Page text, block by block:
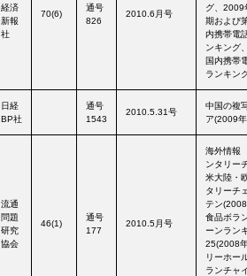
経済
新報
社
70(6)
通号
826
2010.6月号
グ、2009
期および
内携帯電
ンキング
国内携帯
ランキ
日経
BP社
通号
1543
2010.5.31号
中国の複
ア(2009
流通
問題
研究
協会
46(1)
通号
177
2010.5月号
海外情報
ンタリー
米大陸・
タリーチ
テン
食品ボラ
ーンラン
25(2008
リーホー
ランチャ